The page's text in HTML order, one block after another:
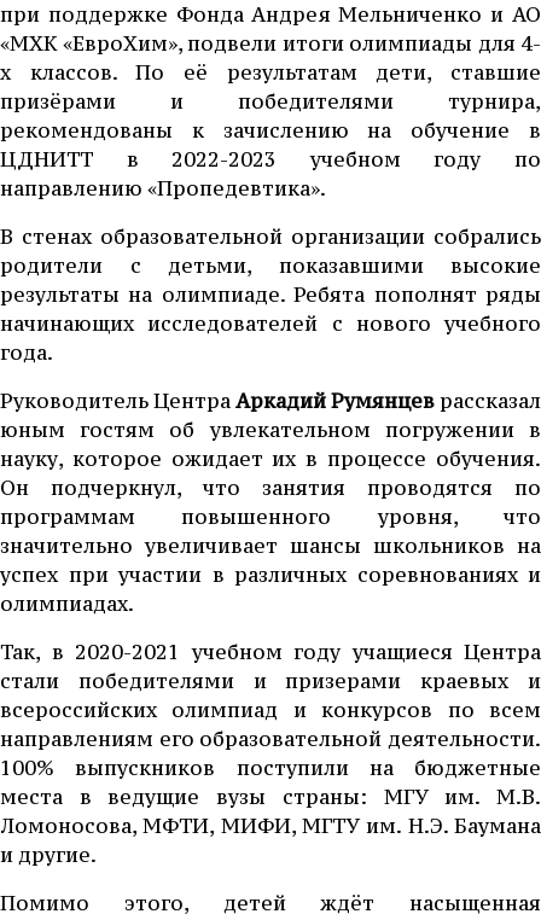
при поддержке Фонда Андрея Мельниченко и АО
«МХК «ЕвроХим», подвели итоги олимпиады для 4-
х классов. По её результатам дети, ставшие
призёрами и победителями турнира,
рекомендованы к зачислению на обучение в
ЦДНИТТ в 2022-2023 учебном году по
направлению «Пропедевтика».
В стенах образовательной организации собрались
родители с детьми, показавшими высокие
результаты на олимпиаде. Ребята пополнят ряды
начинающих исследователей с нового учебного
года.
Руководитель ЦентраАркадий Румянцеврассказал
юным гостям об увлекательном погружении в
науку, которое ожидает их в процессе обучения.
Он подчеркнул, что занятия проводятся по
программам повышенного уровня, что
значительно увеличивает шансы школьников на
успех при участии в различных соревнованиях и
олимпиадах.
Так, в 2020-2021 учебном году учащиеся Центра
стали победителями и призерами краевых и
всероссийских олимпиад и конкурсов по всем
направлениям его образовательной деятельности.
100% выпускников поступили на бюджетные
места в ведущие вузы страны: МГУ им. М.В.
Ломоносова, МФТИ, МИФИ, МГТУ им. Н.Э. Баумана
и другие.
Помимо этого, детей ждёт насыщенная